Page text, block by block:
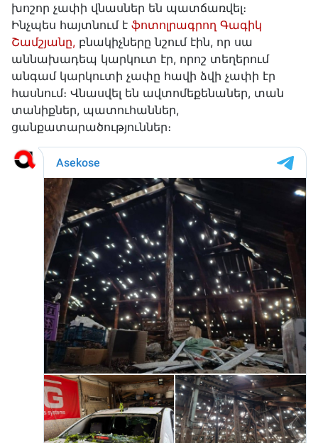
խոշոր չափի վնասներ են պատճառվել։
Ինչպես հայտնում է ֆոտոլրագրող Գագիկ
Շամշյանը, բնակիչները նշում էին, որ սա
աննախադեպ կարկուտ էր, որոշ տեղերում
անգամ կարկուտի չափը հավի ձվի չափի էր
հասնում։ Վնասվել են ավտոմեքենաներ, տան
տանիքներ, պատուհաններ,
ցանքատարածություններ։